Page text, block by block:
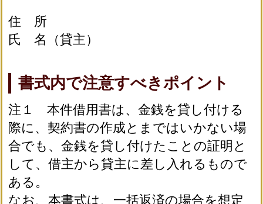
住 所
氏 名（貸主）
書式内で注意すべきポイント
注１ 本件借用書は、金銭を貸し付ける
際に、契約書の作成とまではいかない場
合でも、金銭を貸し付けたことの証明と
して、借主から貸主に差し入れるもので
ある。
なお、本書式は、一括返済の場合を想定